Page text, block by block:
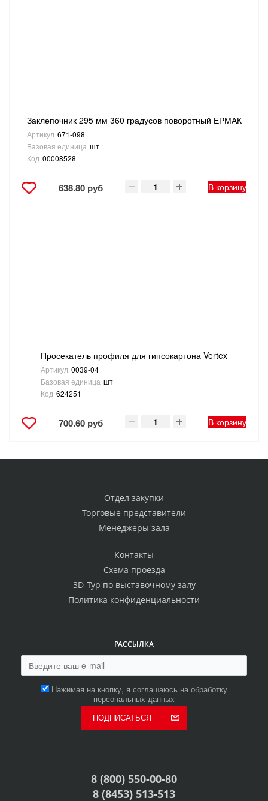
Заклепочник 295 мм 360 градусов поворотный ЕРМАК
Артикул 671-098
Базовая единица шт
Код 00008528
638.80 руб В корзину
Просекатель профиля для гипсокартона Vertex
Артикул 0039-04
Базовая единица шт
Код 624251
700.60 руб В корзину
Отдел закупки
Торговые представители
Менеджеры зала
Контакты
Схема проезда
3D-Тур по выставочному залу
Политика конфиденциальности
РАССЫЛКА
Нажимая на кнопку, я соглашаюсь на обработку
персональных данных
ПОДПИСАТЬСЯ
8 (800) 550-00-80
8 (8453) 513-513